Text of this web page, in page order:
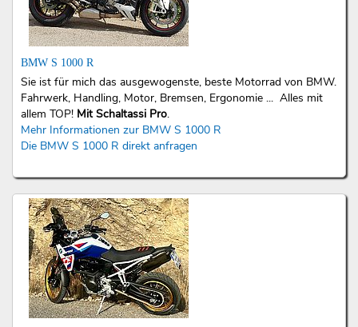
BMW S 1000 R
Sie ist für mich das ausgewogenste, beste Motorrad von BMW.
Fahrwerk, Handling, Motor, Bremsen, Ergonomie ... Alles mit
allem TOP! Mit Schaltassi Pro.
Mehr Informationen zur BMW S 1000 R
Die BMW S 1000 R direkt anfragen